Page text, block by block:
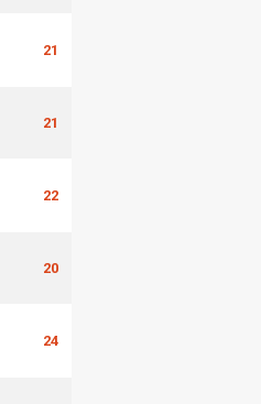
21
21
22
20
24